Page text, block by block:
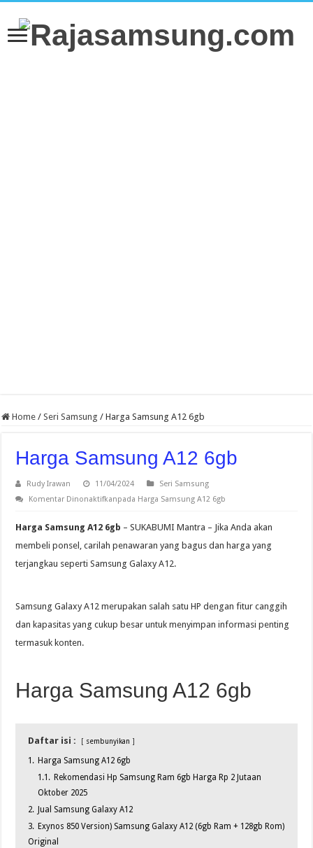
Home / Seri Samsung / Harga Samsung A12 6gb
Harga Samsung A12 6gb
Rudy Irawan 11/04/2024
Seri Samsung
Komentar Dinonaktifkanpada Harga Samsung A12 6gb
Harga Samsung A12 6gb – SUKABUMI Mantra – Jika Anda akan
membeli ponsel, carilah penawaran yang bagus dan harga yang
terjangkau seperti Samsung Galaxy A12.
Samsung Galaxy A12 merupakan salah satu HP dengan fitur canggih
dan kapasitas yang cukup besar untuk menyimpan informasi penting
termasuk konten.
Harga Samsung A12 6gb
Daftar isi : sembunyikan
1. Harga Samsung A12 6gb
1.1. Rekomendasi Hp Samsung Ram 6gb Harga Rp 2 Jutaan
Oktober 2025
2. Jual Samsung Galaxy A12
3. Exynos 850 Version) Samsung Galaxy A12 (6gb Ram + 128gb Rom)
Original